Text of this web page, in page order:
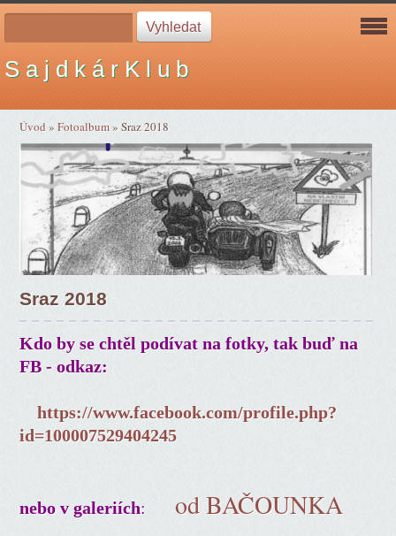
S a j d k á r K l u b
Úvod »Fotoalbum»Sraz 2018
Sraz 2018
Kdo by se chtěl podívat na fotky, tak buď na
FB - odkaz:
https://www.facebook.com/profile.php?
id=100007529404245
nebo v galeriích:od BAČOUNKA